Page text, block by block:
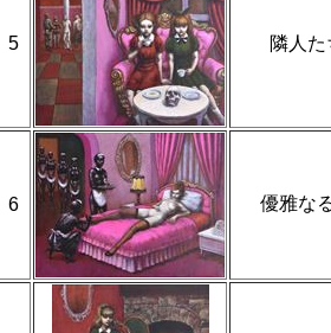
5 隣人
6 優雅な